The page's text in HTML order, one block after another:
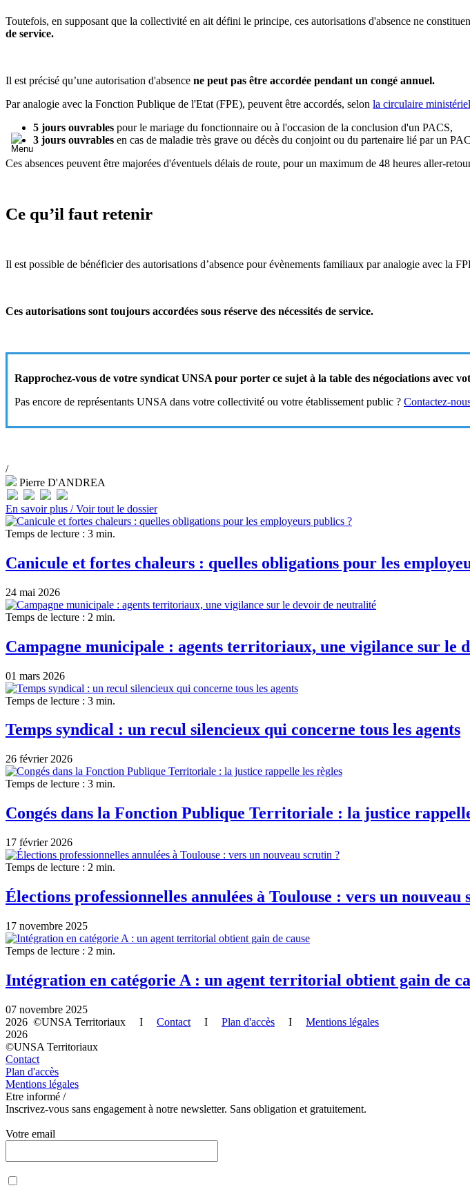
Toutefois, en supposant que la collectivité en ait défini le principe, ces autorisations d'absence ne
de service.
Il est précisé qu’une autorisation d'absence ne peut pas être accordée pendant un congé annuel.
Par analogie avec la Fonction Publique de l'Etat (FPE), peuvent être accordés, selon la circulaire
5 jours ouvrables pour le mariage du fonctionnaire ou à l'occasion de la conclusion d'un PACS,
3 jours ouvrables en cas de maladie très grave ou décès du conjoint ou du partenaire lié par un
Ces absences peuvent être majorées d'éventuels délais de route, pour un maximum de 48 heures aller-
Ce qu’il faut retenir
Il est possible de bénéficier des autorisations d’absence pour évènements familiaux par analogie avec la
Ces autorisations sont toujours accordées sous réserve des nécessités de service.
Rapprochez-vous de votre syndicat UNSA pour porter ce sujet à la table des négociations avec
Pas encore de représentants UNSA dans votre collectivité ou votre établissement public ? Contactez-
/
Pierre D'ANDREA
En savoir plus /Voir tout le dossier
Temps de lecture : 3 min.
Canicule et fortes chaleurs : quelles obligations pour les
24 mai 2026
Temps de lecture : 2 min.
Campagne municipale : agents territoriaux, une vigilance sur le
01 mars 2026
Temps de lecture : 3 min.
Temps syndical : un recul silencieux qui concerne tous les agents
26 février 2026
Temps de lecture : 3 min.
Congés dans la Fonction Publique Territoriale : la justice
17 février 2026
Temps de lecture : 2 min.
Élections professionnelles annulées à Toulouse : vers un nouveau
17 novembre 2025
Temps de lecture : 2 min.
Intégration en catégorie A : un agent territorial obtient gain de
07 novembre 2025
2026 ©UNSA Territoriaux I Contact I Plan d'accès I Mentions légales
2026
©UNSA Territoriaux
Contact
Plan d'accès
Mentions légales
Etre informé /
Inscrivez-vous sans engagement à notre newsletter. Sans obligation et gratuitement.
Votre email